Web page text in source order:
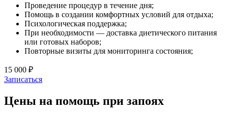
Проведение процедур в течение дня;
Помощь в создании комфортных условий для отдыха;
Психологическая поддержка;
При необходимости — доставка диетического питания
или готовых наборов;
Повторные визиты для мониторинга состояния;
15 000 ₽
Записаться
Цены на помощь при запоях